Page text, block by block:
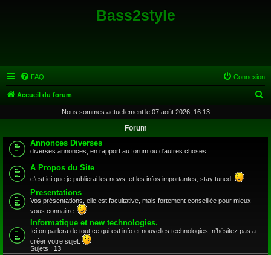
Bass2style
FAQ Connexion
Accueil du forum
h
Nous sommes actuellement le 07 août 2026, 16:13
Forum
Annonces Diverses
diverses annonces, en rapport au forum ou d'autres choses.
A Propos du Site
c'est ici que je publierai les news, et les infos importantes, stay tuned.
Presentations
Vos présentations, elle est facultative, mais fortement conseillée pour mieux
vous connaitre.
Informatique et new technologies.
Ici on parlera de tout ce qui est info et nouvelles technologies, n’hésitez pas a
créer votre sujet.
Sujets : 13